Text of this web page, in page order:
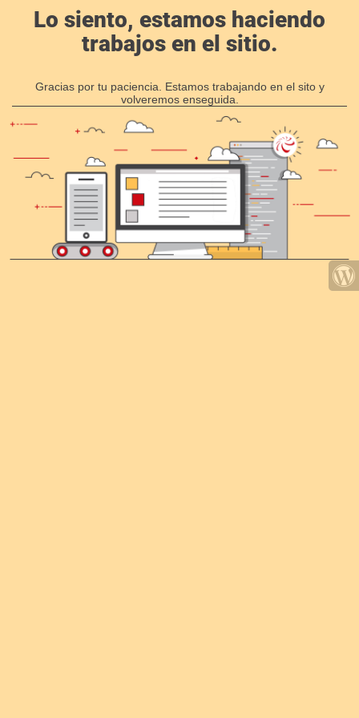
Lo siento, estamos haciendo
trabajos en el sitio.
Gracias por tu paciencia. Estamos trabajando en el sito y
volveremos enseguida.